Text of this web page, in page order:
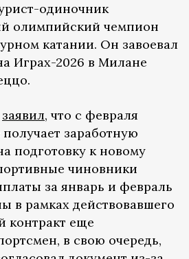
одиночник
олимпийский чемпион
катании. Он завоевал
Играх-2026 в Милане
заявил, что с февраля
заработную
подготовку к новому
чиновники
за январь и февраль
в рамках действовавшего
контракт еще
в свою очередь,